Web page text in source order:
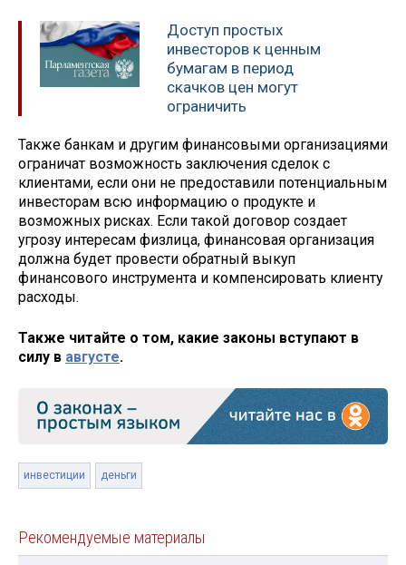
Доступ простых
инвесторов к ценным
бумагам в период
скачков цен могут
ограничить
Также банкам и другим финансовыми организациями
ограничат возможность заключения сделок с
клиентами, если они не предоставили потенциальным
инвесторам всю информацию о продукте и
возможных рисках. Если такой договор создает
угрозу интересам физлица, финансовая организация
должна будет провести обратный выкуп
финансового инструмента и компенсировать клиенту
расходы.
Также читайте о том, какие законы вступают в
силу в августе.
инвестиции деньги
Рекомендуемые материалы